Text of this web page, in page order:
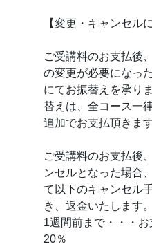
【変更・キャンセル
ご受講料のお支払後
の変更が必要になっ
にてお振替えを承り
替えは、全コース一
追加でお支払頂きます
ご受講料のお支払後
ンセルとなった場合
て以下のキャンセル
き、返金いたします。
1週間前まで・・・
20％